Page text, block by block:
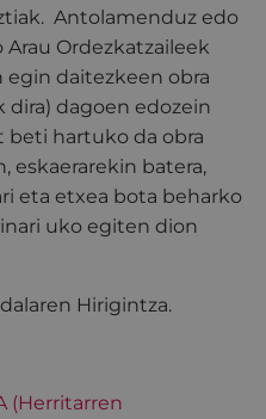
Antolamenduz edo
Ordezkatzaileek
daitezkeen obra
dagoen edozein
beti hartuko da obra
eskaerarekin batera,
eta etxea bota beharko
uko egiten dion
Hirigintza.
(Herritarren